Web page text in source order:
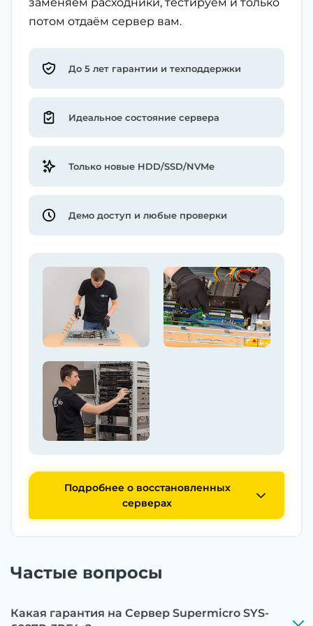
потом отдаём сервер вам.
До 5 лет гарантии и техподдержки
Идеальное состояние сервера
Только новые HDD/SSD/NVMe
Демо доступ и любые проверки
Подробнее о восстановленных
серверах
Частые вопросы
Какая гарантия на Сервер Supermicro SYS-